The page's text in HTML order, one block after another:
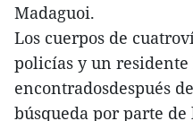
Madaguoi.
Los cuerpos de
policías y un
encontradosdespués
búsqueda por parte de